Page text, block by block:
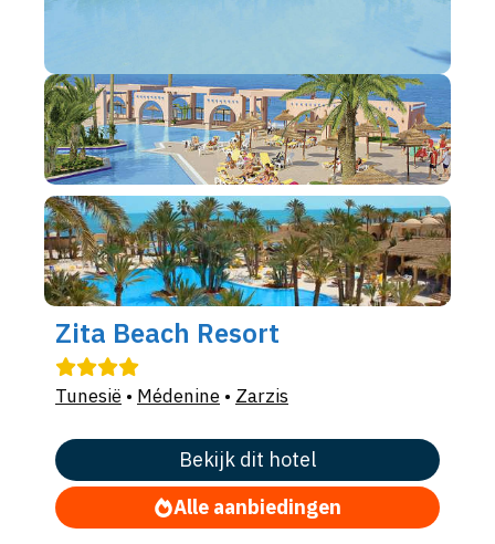
Zita Beach Resort
Tunesië • Médenine • Zarzis
Bekijk dit hotel
Alle aanbiedingen